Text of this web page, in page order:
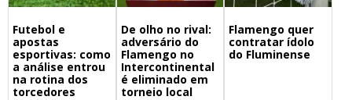
Futebol e
apostas
esportivas: como
a análise entrou
na rotina dos
torcedores
De olho no rival:
adversário do
Flamengo no
Intercontinental
é eliminado em
torneio local
Flamengo quer
contratar ídolo
do Fluminense